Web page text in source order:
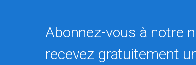
Abonnez-vous à notre
recevez gratuitement